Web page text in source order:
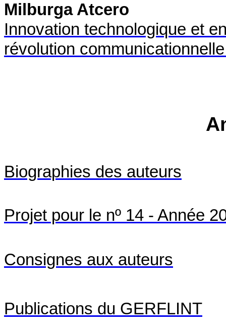
Milburga Atcero
Innovation technologique et
révolution
Biographies des auteurs
Projet pour le nº 14 - Année
Consignes aux auteurs
Publications du GERFLINT